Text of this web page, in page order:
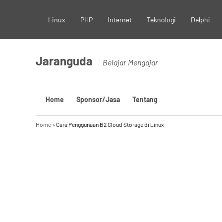
content
Linux PHP Internet Teknologi Delphi
Jaranguda Belajar Mengajar
Home Sponsor/Jasa Tentang
Home »Cara Penggunaan B2 Cloud Storage di Linux